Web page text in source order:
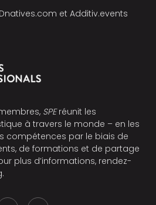
et Additiv.events
SPEréunit les
à travers le monde – en les
compétences par le biais de
de formations et de partage
plus d’informations, rendez-
.